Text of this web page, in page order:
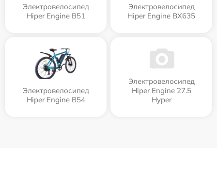
Электровелосипед
Hiper Engine B51
Электровелосипед
Hiper Engine BX635
Электровелосипед
Hiper Engine B54
Электровелосипед
Hiper Engine 27.5
Нyper